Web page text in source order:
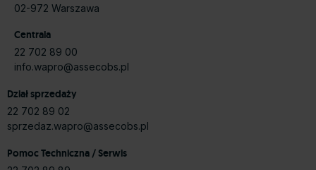
02-972 Warszawa
Centrala
22 702 89 00
info.wapro@assecobs.pl
Dział sprzedaży
22 702 89 02
sprzedaz.wapro@assecobs.pl
Pomoc Techniczna / Serwis